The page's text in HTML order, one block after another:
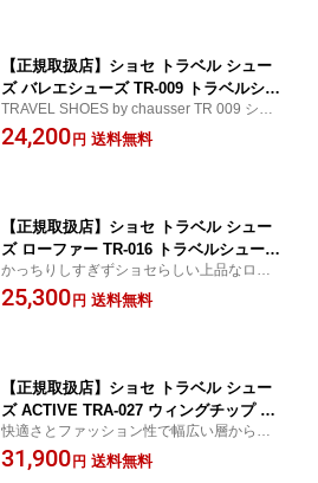
【正規取扱店】ショセ トラベル シュー
ズ バレエシューズ TR-009 トラベルシュ
ーズ 雨の日 レディース 靴 フラットシ
ューズ travel shoes by chausser ロー
TRAVEL SHOES by chausser TR 009 ショ
セ バレエ コンフォート 晴雨兼用 仕事 ビジ
ネス オシャレ ブランド 【交換対応】【即
24,200 円 送料無料
【正規取扱店】ショセ トラベル シュー
ズ ローファー TR-016 トラベルシューズ
雨の日 生活防水 chausser 靴 ブラック
ホワイト シルバー 革靴 履きやすい靴
かっちりしすぎずショセらしい上品なロー
ファーが入荷しました【雨の日OK】【交換
対応】【即納】【土曜も発送】
25,300 円 送料無料
【正規取扱店】ショセ トラベル シュー
ズ ACTIVE TRA-027 ウィングチップ 雨
の日 chausser 靴 ブラック ホワイト コ
ンフォートシューズ 革靴 履きやすい靴
快適さとファッション性で幅広い層から支
持を得ているトラベルシューズに、新たなA
CTIVEシリーズが仲間入り【雨の日OK】
31,900 円 送料無料